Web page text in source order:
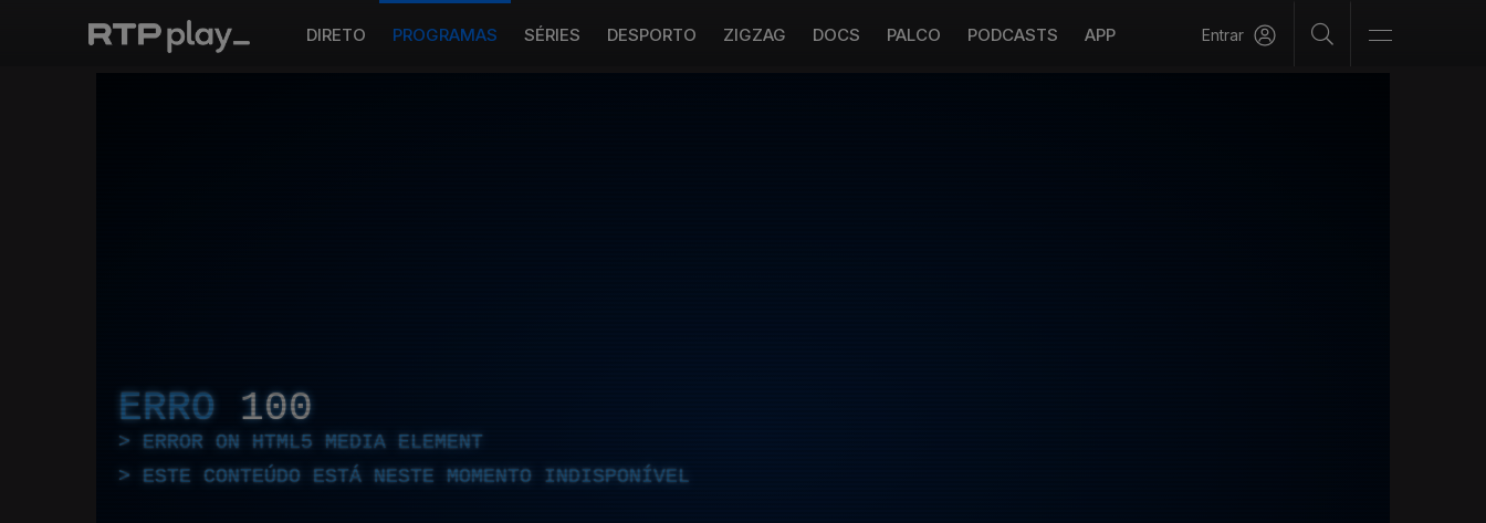
DIRETO PROGRAMAS SÉRIES DESPORTO ZIGZAG DOCS PALCO PODCASTS APP Entrar
ERRO 100
ERROR ON HTML5 MEDIA ELEMENT
ESTE CONTEÚDO ESTÁ NESTE MOMENTO INDISPONÍVEL